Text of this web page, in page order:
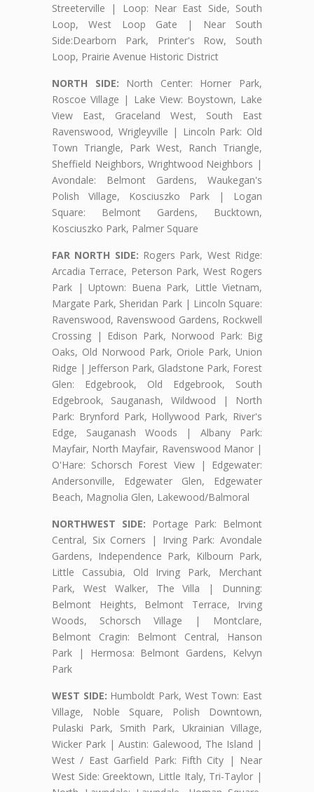
Streeterville | Loop: Near East Side, South
Loop, West Loop Gate | Near South
Side:Dearborn Park, Printer's Row, South
Loop, Prairie Avenue Historic District
NORTH SIDE: North Center: Horner Park,
Roscoe Village | Lake View: Boystown, Lake
View East, Graceland West, South East
Ravenswood, Wrigleyville | Lincoln Park: Old
Town Triangle, Park West, Ranch Triangle,
Sheffield Neighbors, Wrightwood Neighbors |
Avondale: Belmont Gardens, Waukegan's
Polish Village, Kosciuszko Park | Logan
Square: Belmont Gardens, Bucktown,
Kosciuszko Park, Palmer Square
FAR NORTH SIDE: Rogers Park, West Ridge:
Arcadia Terrace, Peterson Park, West Rogers
Park | Uptown: Buena Park, Little Vietnam,
Margate Park, Sheridan Park | Lincoln Square:
Ravenswood, Ravenswood Gardens, Rockwell
Crossing | Edison Park, Norwood Park: Big
Oaks, Old Norwood Park, Oriole Park, Union
Ridge | Jefferson Park, Gladstone Park, Forest
Glen: Edgebrook, Old Edgebrook, South
Edgebrook, Sauganash, Wildwood | North
Park: Brynford Park, Hollywood Park, River's
Edge, Sauganash Woods | Albany Park:
Mayfair, North Mayfair, Ravenswood Manor |
O'Hare: Schorsch Forest View | Edgewater:
Andersonville, Edgewater Glen, Edgewater
Beach, Magnolia Glen, Lakewood/Balmoral
NORTHWEST SIDE: Portage Park: Belmont
Central, Six Corners | Irving Park: Avondale
Gardens, Independence Park, Kilbourn Park,
Little Cassubia, Old Irving Park, Merchant
Park, West Walker, The Villa | Dunning:
Belmont Heights, Belmont Terrace, Irving
Woods, Schorsch Village | Montclare,
Belmont Cragin: Belmont Central, Hanson
Park | Hermosa: Belmont Gardens, Kelvyn
Park
WEST SIDE: Humboldt Park, West Town: East
Village, Noble Square, Polish Downtown,
Pulaski Park, Smith Park, Ukrainian Village,
Wicker Park | Austin: Galewood, The Island |
West / East Garfield Park: Fifth City | Near
West Side: Greektown, Little Italy, Tri-Taylor |